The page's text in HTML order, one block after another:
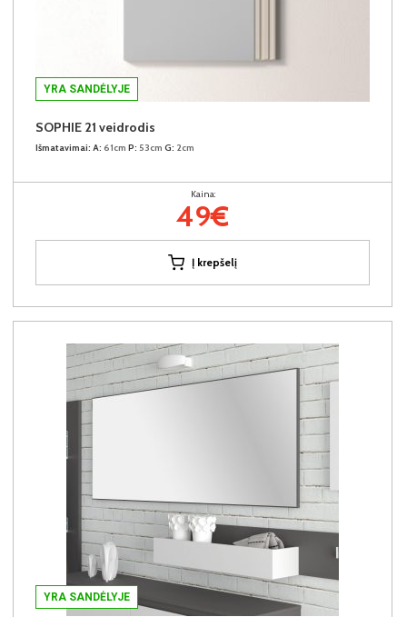
YRA SANDĖLYJE
SOPHIE 21 veidrodis
Išmatavimai: A: 61cm P: 53cm G: 2cm
Kaina:
49€
Į krepšelį
YRA SANDĖLYJE